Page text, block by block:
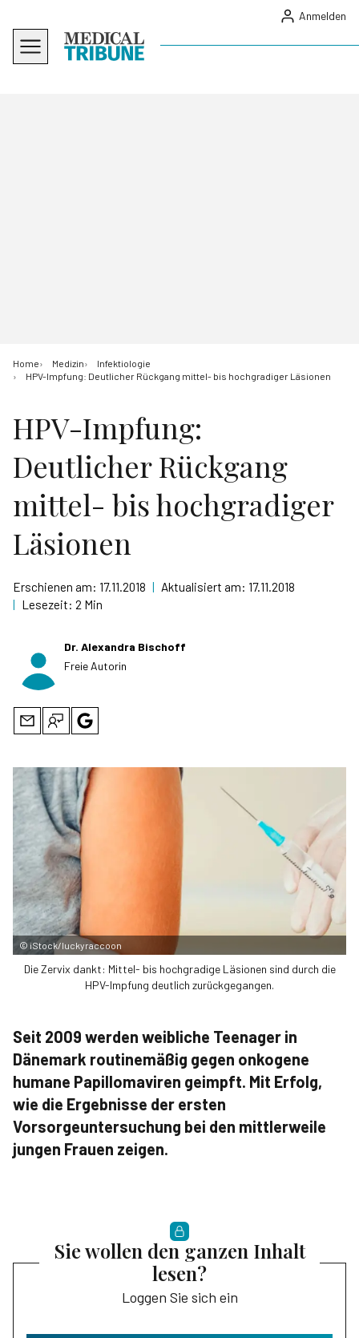
Anmelden
Home Medizin
Infektiologie
HPV-Impfung: Deutlicher Rückgang mittel- bis hochgradiger Läsionen
HPV-Impfung:
Deutlicher Rückgang
mittel- bis hochgradiger
Läsionen
Erschienen am: 17.11.2018 | Aktualisiert am: 17.11.2018
| Lesezeit: 2 Min
Dr. Alexandra Bischoff
Freie Autorin
© iStock/luckyraccoon
Die Zervix dankt: Mittel- bis hochgradige Läsionen sind durch die
HPV-Impfung deutlich zurückgegangen.
Seit 2009 werden weibliche Teenager in
Dänemark routinemäßig gegen onkogene
humane Papillomaviren geimpft. Mit Erfolg,
wie die Ergebnisse der ersten
Vorsorgeuntersuchung bei den mittlerweile
jungen Frauen zeigen.
Sie wollen den ganzen Inhalt
lesen?
Loggen Sie sich ein